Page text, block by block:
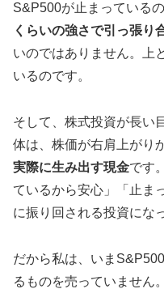
S&P500が止まっている
くらいの強さで引っ張り
いのではありません。上
いるのです。
そして、株式投資が長い
体は、株価が右肩上がり
実際に生み出す現金です
ているから安心」「止ま
に振り回される投資にな
だから私は、いま
るものを売っていません